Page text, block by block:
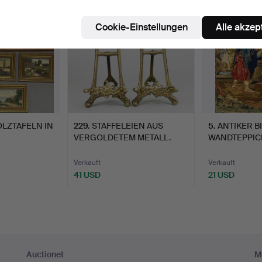
IN
229. STAFFELEIEN AUS
VERGOLDETEM METALL.
Verkauft
41 USD
5. ANTIKER
Verkauft
21 USD
Auctionet
Cookie-Einstellungen Alle